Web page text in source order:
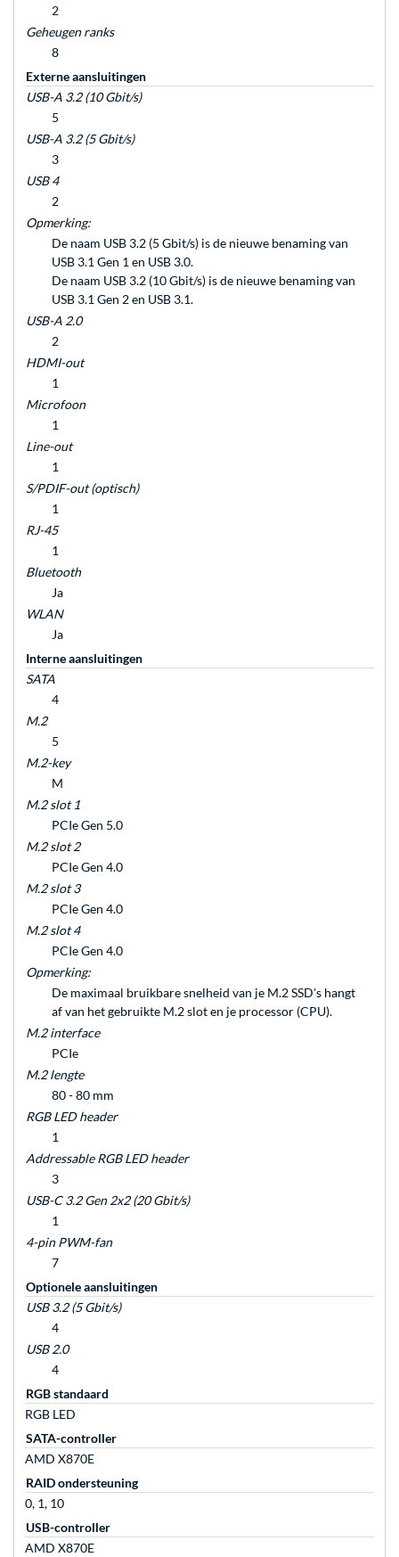
2
Geheugen ranks
8
Externe aansluitingen
USB-A 3.2 (10 Gbit/s)
5
USB-A 3.2 (5 Gbit/s)
3
USB 4
2
Opmerking:
De naam USB 3.2 (5 Gbit/s) is de nieuwe benaming van
USB 3.1 Gen 1 en USB 3.0.
De naam USB 3.2 (10 Gbit/s) is de nieuwe benaming van
USB 3.1 Gen 2 en USB 3.1.
USB-A 2.0
2
HDMI-out
1
Microfoon
1
Line-out
1
S/PDIF-out (optisch)
1
RJ-45
1
Bluetooth
Ja
WLAN
Ja
Interne aansluitingen
SATA
4
M.2
5
M.2-key
M
M.2 slot 1
PCIe Gen 5.0
M.2 slot 2
PCIe Gen 4.0
M.2 slot 3
PCIe Gen 4.0
M.2 slot 4
PCIe Gen 4.0
Opmerking:
De maximaal bruikbare snelheid van je M.2 SSD's hangt
af van het gebruikte M.2 slot en je processor (CPU).
M.2 interface
PCIe
M.2 lengte
80 - 80 mm
RGB LED header
1
Addressable RGB LED header
3
USB-C 3.2 Gen 2x2 (20 Gbit/s)
1
4-pin PWM-fan
7
Optionele aansluitingen
USB 3.2 (5 Gbit/s)
4
USB 2.0
4
RGB standaard
RGB LED
SATA-controller
AMD X870E
RAID ondersteuning
0, 1, 10
USB-controller
AMD X870E